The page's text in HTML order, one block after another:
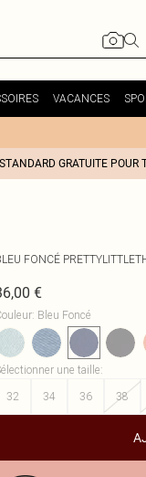
VACANCES
GRATUITE POUR
FONCÉ
€
: Bleu Foncé
une taille:
32
34 36 38